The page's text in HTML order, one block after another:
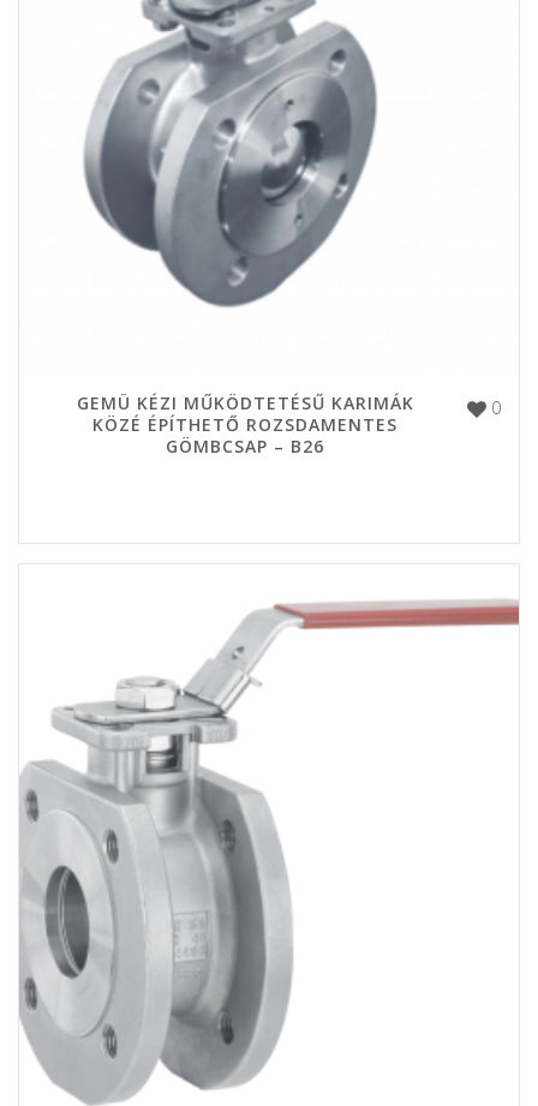
0
GEMÜ KÉZI MŰKÖDTETÉSŰ KARIMÁK
KÖZÉ ÉPÍTHETŐ ROZSDAMENTES
GÖMBCSAP – B26